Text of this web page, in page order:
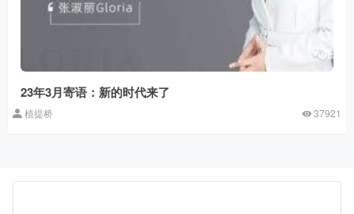
23年3月寄语：新的时代来了
植提桥 37921